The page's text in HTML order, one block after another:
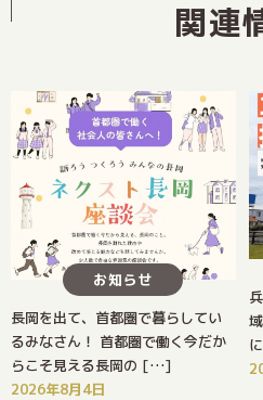
関連
お知らせ
長岡を出て、首都圏で暮らしてい
るみなさん！ 首都圏で働く今だか
らこそ見える長岡の […]
2026年8月4日